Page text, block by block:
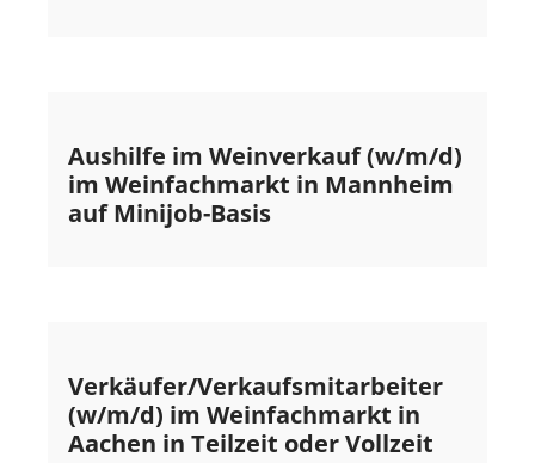
Aushilfe im Weinverkauf (w/m/d)
im Weinfachmarkt in Mannheim
auf Minijob-Basis
Verkäufer/Verkaufsmitarbeiter
(w/m/d) im Weinfachmarkt in
Aachen in Teilzeit oder Vollzeit